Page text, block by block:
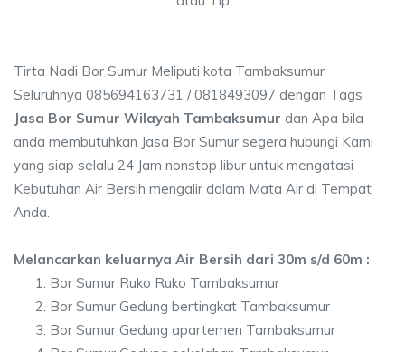
Tirta Nadi Bor Sumur Meliputi kota Tambaksumur
Seluruhnya 085694163731 / 0818493097 dengan Tags
Jasa Bor Sumur Wilayah Tambaksumur dan Apa bila
anda membutuhkan Jasa Bor Sumur segera hubungi Kami
yang siap selalu 24 Jam nonstop libur untuk mengatasi
Kebutuhan Air Bersih mengalir dalam Mata Air di Tempat
Anda.
Melancarkan keluarnya Air Bersih dari 30m s/d 60m :
Bor Sumur Ruko Ruko Tambaksumur
Bor Sumur Gedung bertingkat Tambaksumur
Bor Sumur Gedung apartemen Tambaksumur